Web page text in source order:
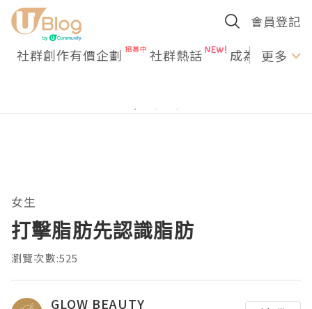
會員登記
社群創作有價企劃 社群熱話 成為U更多
女生
打擊脂肪先認識脂肪
瀏覽次數:525
GLOW BEAUTY